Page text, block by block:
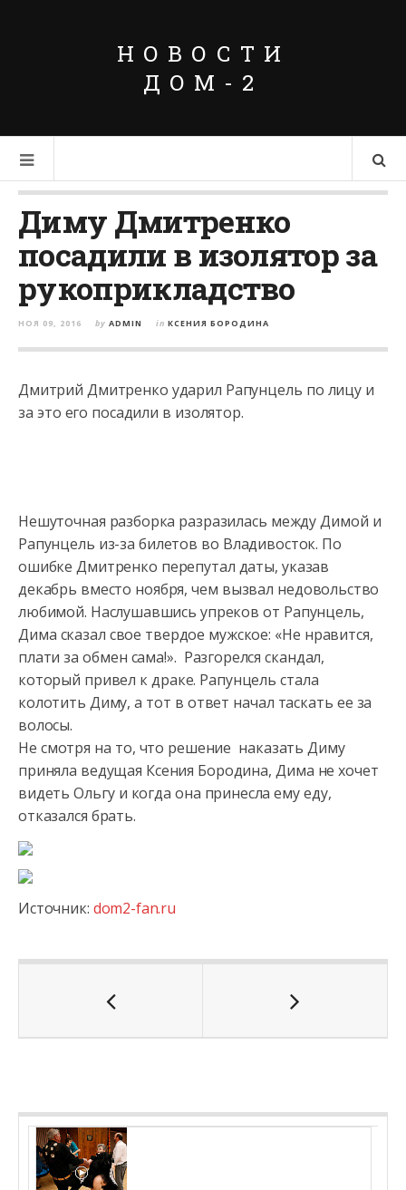
НОВОСТИ
ДОМ-2
Диму Дмитренко
посадили в изолятор за
рукоприкладство
НОЯ 09, 2016 by ADMIN in КСЕНИЯ БОРОДИНА
Дмитрий Дмитренко ударил Рапунцель по лицу и
за это его посадили в изолятор.
Нешуточная разборка разразилась между Димой и
Рапунцель из-за билетов во Владивосток. По
ошибке Дмитренко перепутал даты, указав
декабрь вместо ноября, чем вызвал недовольство
любимой. Наслушавшись упреков от Рапунцель,
Дима сказал свое твердое мужское: «Не нравится,
плати за обмен сама!». Разгорелся скандал,
который привел к драке. Рапунцель стала
колотить Диму, а тот в ответ начал таскать ее за
волосы.
Не смотря на то, что решение наказать Диму
приняла ведущая Ксения Бородина, Дима не хочет
видеть Ольгу и когда она принесла ему еду,
отказался брать.
Источник: dom2-fan.ru